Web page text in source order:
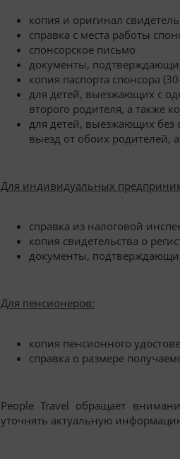
копия и оригинал
справка с места работы
спонсорское письмо
документы,
копия паспорта спонсора
для детей, выезжающих с
второго родителя, а также
для детей, выезжающих без
выезд от обоих родителей,
Для индивидуальных
справка из налоговой
копия свидетельства о
документы,
Для пенсионеров:
копия пенсионного
справка о размере
People Travel обращает
уточнять актуальную